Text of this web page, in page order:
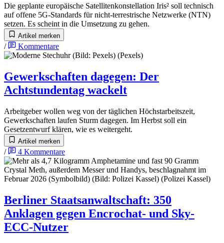
Die geplante europäische Satellitenkonstellation Iris² soll technisch
auf offene 5G-Standards für nicht-terrestrische Netzwerke (NTN)
setzen. Es scheint in die Umsetzung zu gehen.
Artikel merken
/ Kommentare
Gewerkschaften dagegen: Der
Achtstundentag wackelt
Arbeitgeber wollen weg von der täglichen Höchstarbeitszeit,
Gewerkschaften laufen Sturm dagegen. Im Herbst soll ein
Gesetzentwurf klären, wie es weitergeht.
Artikel merken
/ 4 Kommentare
Berliner Staatsanwaltschaft: 350
Anklagen gegen Encrochat- und Sky-
ECC-Nutzer